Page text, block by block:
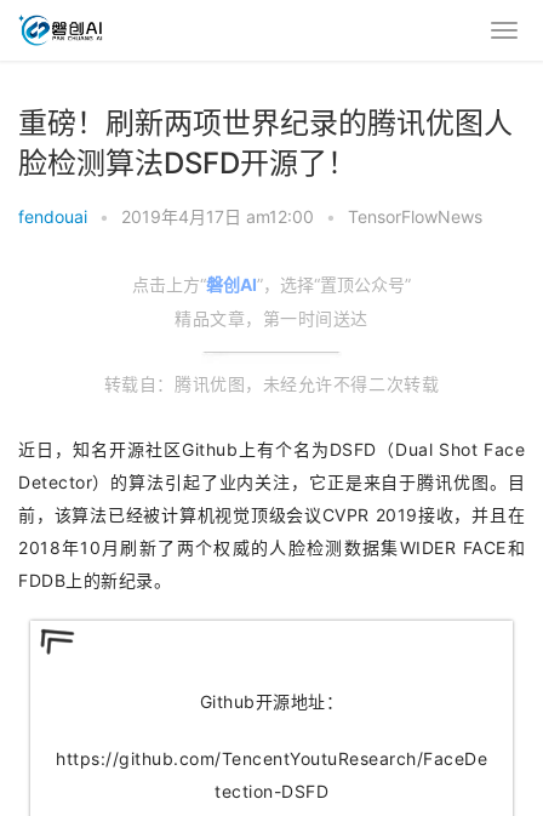
重磅！刷新两项世界纪录的腾讯优图人
脸检测算法DSFD开源了！
fendouai • 2019年4月17日 am12:00 • TensorFlowNews
点击上方“磐创AI”，选择“置顶公众号”
精品文章，第一时间送达
转载自：腾讯优图，未经允许不得二次转载
近日，知名开源社区Github上有个名为DSFD（Dual Shot Face
Detector）的算法引起了业内关注，它正是来自于腾讯优图。目
前，该算法已经被计算机视觉顶级会议CVPR 2019接收，并且在
2018年10月刷新了两个权威的人脸检测数据集WIDER FACE和
FDDB上的新纪录。
Github开源地址：
https://github.com/TencentYoutuResearch/FaceDe
tection-DSFD